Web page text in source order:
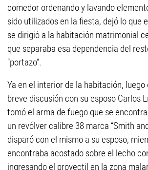
comedor ordenando y lavando
sido utilizados en la fiesta, dejó lo que
se dirigió a la habitación matrimonial
que separaba esa dependencia del
“portazo”.
Ya en el interior de la habitación,
breve discusión con su esposo Carlos
tomó el arma de fuego que se
un revólver calibre 38 marca “Smith
disparó con el mismo a su esposo,
encontraba acostado sobre el lecho
ingresando el proyectil en la zona